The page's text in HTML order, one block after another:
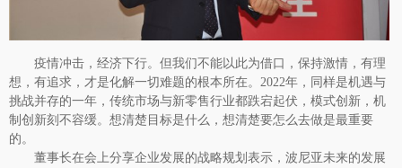
疫情冲击，经济下行。但我们不能以此为借口，保持激情，有理
想，有追求，才是化解一切难题的根本所在。 2022年，同样是机遇与
挑战并存的一年，传统市场与新零售行业都跌宕起伏，模式创新，机
制创新刻不容缓。想清楚目标是什么，想清楚要怎么去做是最重要
的。
董事长在会上分享企业发展的战略规划表示，波尼亚未来的发展